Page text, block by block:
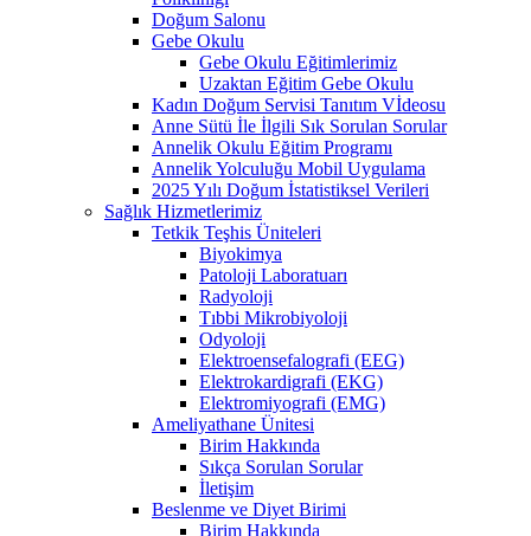
Doğum Salonu
Gebe Okulu
Gebe Okulu Eğitimlerimiz
Uzaktan Eğitim Gebe Okulu
Kadın Doğum Servisi Tanıtım Vİdeosu
Anne Sütü İle İlgili Sık Sorulan Sorular
Annelik Okulu Eğitim Programı
Annelik Yolculuğu Mobil Uygulama
2025 Yılı Doğum İstatistiksel Verileri
Sağlık Hizmetlerimiz
Tetkik Teşhis Üniteleri
Biyokimya
Patoloji Laboratuarı
Radyoloji
Tıbbi Mikrobiyoloji
Odyoloji
Elektroensefalografi (EEG)
Elektrokardigrafi (EKG)
Elektromiyografi (EMG)
Ameliyathane Ünitesi
Birim Hakkında
Sıkça Sorulan Sorular
İletişim
Beslenme ve Diyet Birimi
Birim Hakkında